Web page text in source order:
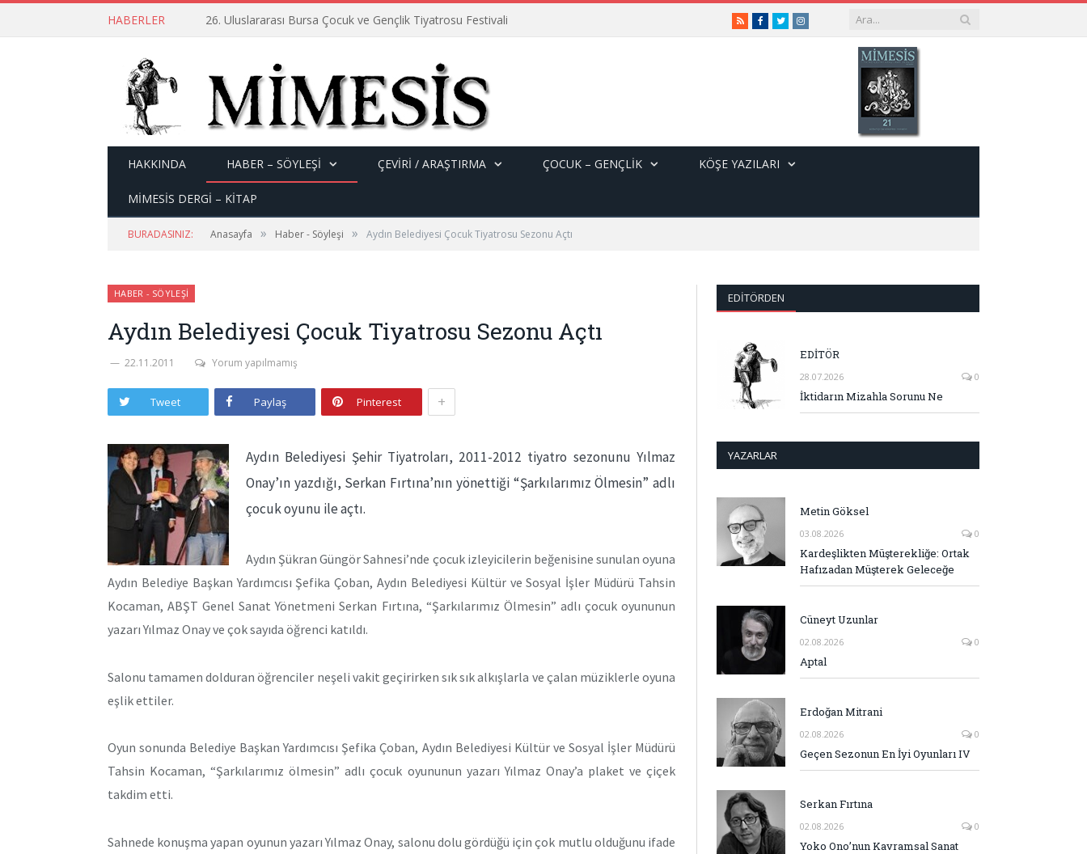
HABERLER 26. Uluslararası Bursa Çocuk ve Gençlik Tiyatrosu Festivali RSSFacebook
TwitterInstagram
HAKKINDA HABER – SÖYLEŞI ÇEVİRİ / ARAŞTIRMA ÇOCUK – GENÇLIK KÖŞE YAZILARI
MİMESİS DERGİ – KİTAP
BURADASINIZ: Anasayfa » Haber - Söyleşi » Aydın Belediyesi Çocuk Tiyatrosu Sezonu Açtı
HABER - SÖYLEŞI
Aydın Belediyesi Çocuk Tiyatrosu Sezonu Açtı
22.11.2011 Yorum yapılmamış
Tweet Paylaş Pinterest +
Aydın Belediyesi Şehir Tiyatroları, 2011-2012 tiyatro sezonunu Yılmaz
Onay’ın yazdığı, Serkan Fırtına’nın yönettiği “Şarkılarımız Ölmesin” adlı
çocuk oyunu ile açtı.
Aydın Şükran Güngör Sahnesi’nde çocuk izleyicilerin beğenisine sunulan oyuna
Aydın Belediye Başkan Yardımcısı Şefika Çoban, Aydın Belediyesi Kültür ve Sosyal İşler Müdürü Tahsin
Kocaman, ABŞT Genel Sanat Yönetmeni Serkan Fırtına, “Şarkılarımız Ölmesin” adlı çocuk oyununun
yazarı Yılmaz Onay ve çok sayıda öğrenci katıldı.
Salonu tamamen dolduran öğrenciler neşeli vakit geçirirken sık sık alkışlarla ve çalan müziklerle oyuna
eşlik ettiler.
Oyun sonunda Belediye Başkan Yardımcısı Şefika Çoban, Aydın Belediyesi Kültür ve Sosyal İşler Müdürü
Tahsin Kocaman, “Şarkılarımız ölmesin” adlı çocuk oyununun yazarı Yılmaz Onay’a plaket ve çiçek
takdim etti.
Sahnede konuşma yapan oyunun yazarı Yılmaz Onay, salonu dolu gördüğü için çok mutlu olduğunu ifade
EDITÖRDEN
EDİTÖR
28.07.2026 0
İktidarın Mizahla Sorunu Ne
YAZARLAR
Metin Göksel
03.08.2026 0
Kardeşlikten Müşterekliğe: Ortak
Hafızadan Müşterek Geleceğe
Cüneyt Uzunlar
02.08.2026 0
Aptal
Erdoğan Mitrani
02.08.2026 0
Geçen Sezonun En İyi Oyunları IV
Serkan Fırtına
02.08.2026 0
Yoko Ono’nun Kavramsal Sanat